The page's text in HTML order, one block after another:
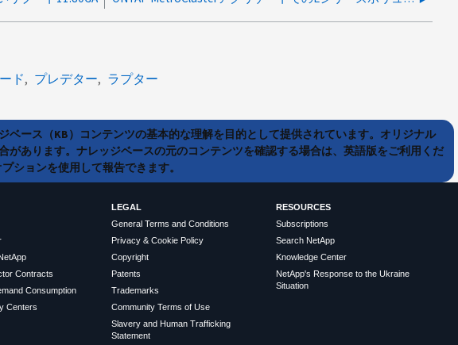
ド プレデター ラプター
ース（KB）コンテンツの基本的な理解を目的として提供されています。オリジナル
あります。ナレッジベースの元のコンテンツを確認する場合は、英語版をご利用くだ
ションを使用して報告できます。
Contracts
Consumption
Centers
LEGAL
General Terms and Conditions
Privacy & Cookie Policy
Copyright
Patents
Trademarks
Community Terms of Use
Slavery and Human Trafficking
Statement
RESOURCES
Subscriptions
Search NetApp
Knowledge Center
NetApp's Response to the Ukraine
Situation